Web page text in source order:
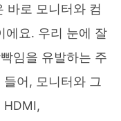
바로 모니터와 컴
에요. 우리 눈에 잘
임을 유발하는 주
어, 모니터와 그
HDMI,